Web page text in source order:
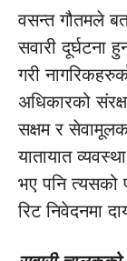
वसन्त गौतमले
सवारी दूर्घटना
गरी
अधिकारको
सक्षम र
यातायात
भए पनि त्यसको
रिट निवेदनमा